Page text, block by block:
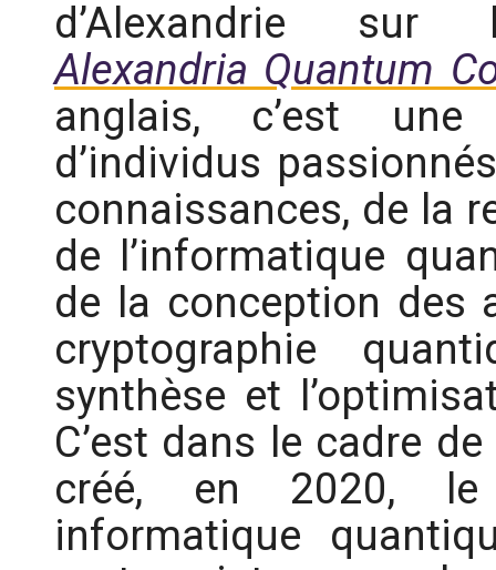
d’Alexandrie sur
Alexandria Quantum
anglais, c’est une
d’individus
connaissances, de la
de l’informatique
de la conception des
cryptographie
synthèse et
C’est dans le cadre
créé, en 2020, le
informatique